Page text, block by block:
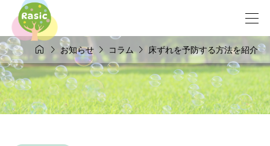
  お知らせ  コラム 床ずれを予防する方法を紹介